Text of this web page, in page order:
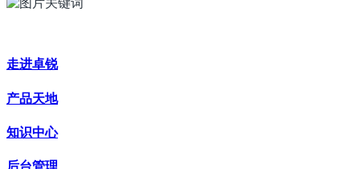
走进卓锐
产品天地
知识中心